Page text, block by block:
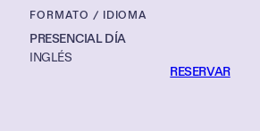
FORMATO / IDIOMA
PRESENCIAL DÍA
INGLÉS
RESERVAR